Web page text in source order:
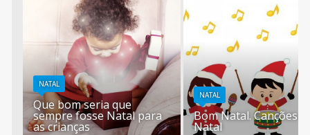
NATAL
Que bom seria que
sempre fosse Natal para
as crianças
NATAL
Bom Natal. Canções
Natal